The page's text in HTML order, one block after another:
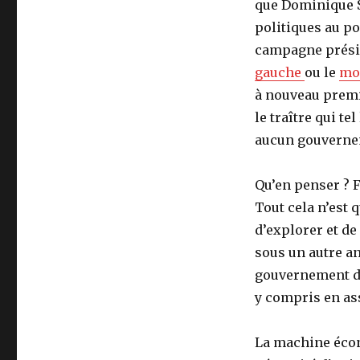
que Dominique
politiques au
campagne
gauche ou le
à nouveau
le traître qui tel
aucun
Qu’en penser
Tout cela n’est
d’explorer et
sous un autre
gouvernement
y compris en
La machine